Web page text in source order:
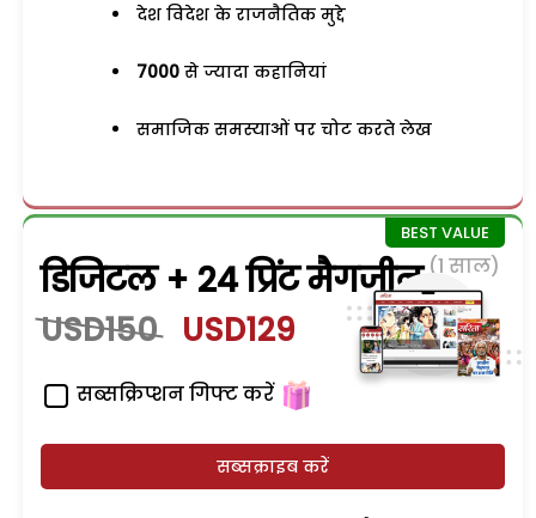
देश विदेश के राजनैतिक मुद्दे
7000 से ज्यादा कहानियां
समाजिक समस्याओं पर चोट करते लेख
डिजिटल + 24 प्रिंट मैगजीन (1 साल)
USD150 USD129
सब्सक्रिप्शन गिफ्ट करें
सब्सक्राइब करें